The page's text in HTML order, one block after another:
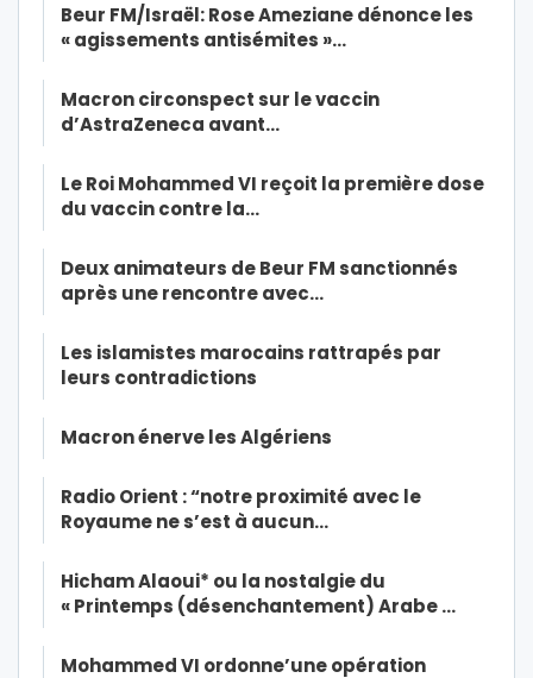
Beur FM/Israël: Rose Ameziane dénonce les
« agissements antisémites »…
Macron circonspect sur le vaccin
d’AstraZeneca avant…
Le Roi Mohammed VI reçoit la première dose
du vaccin contre la…
Deux animateurs de Beur FM sanctionnés
après une rencontre avec…
Les islamistes marocains rattrapés par
leurs contradictions
Macron énerve les Algériens
Radio Orient : “notre proximité avec le
Royaume ne s’est à aucun…
Hicham Alaoui* ou la nostalgie du
« Printemps (désenchantement) Arabe …
Mohammed VI ordonne’une opération